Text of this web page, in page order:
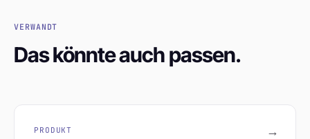
VERWANDT
Das könnte auch passen.
PRODUKT →